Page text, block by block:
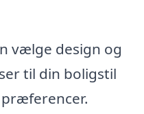
vælge design og
til din boligstil